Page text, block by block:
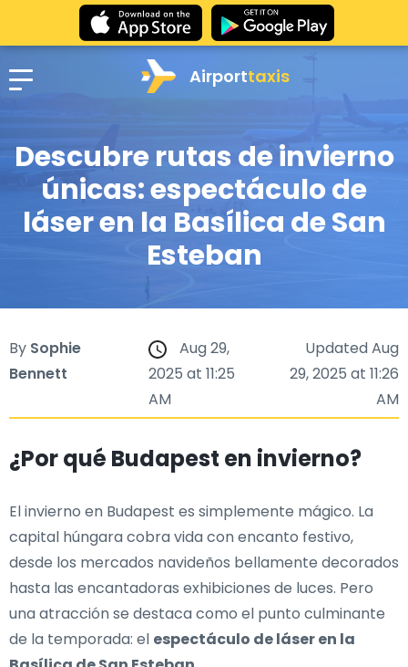
Airporttaxis
Descubre rutas de invierno
únicas: espectáculo de
láser en la Basílica de San
Esteban
By Sophie
Bennett
Aug 29,
2025 at 11:25
AM
Updated Aug
29, 2025 at 11:26
AM
¿Por qué Budapest en invierno?
El invierno en Budapest es simplemente mágico. La
capital húngara cobra vida con encanto festivo,
desde los mercados navideños bellamente decorados
hasta las encantadoras exhibiciones de luces. Pero
una atracción se destaca como el punto culminante
de la temporada: el espectáculo de láser en la